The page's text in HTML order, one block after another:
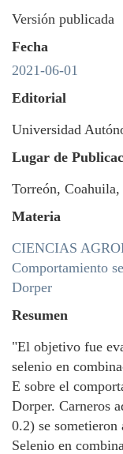
Versión publicada
Fecha
2021-06-01
Editorial
Universidad
Lugar de
Torreón,
Materia
CIENCIAS
Comportamiento
Dorper
Resumen
"El objetivo fue
selenio en
E sobre el
Dorper. Carneros
0.2) se
Selenio en